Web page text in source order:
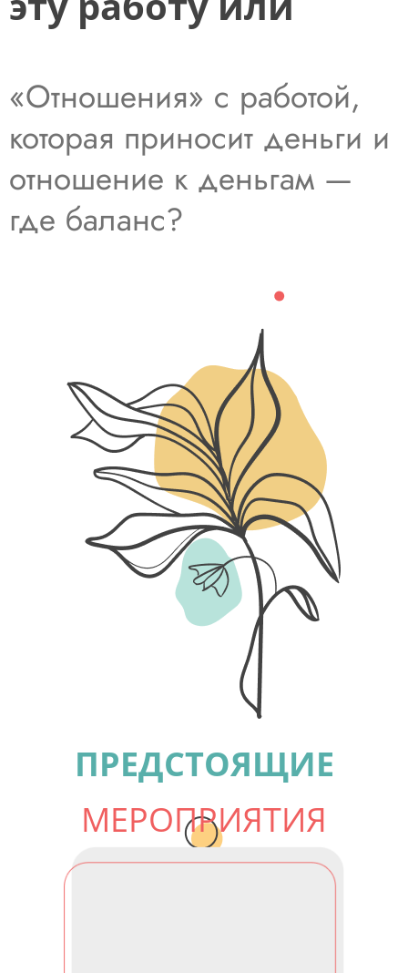
«Отношения» с работой,
которая приносит деньги и
отношение к деньгам —
где баланс?
ПРЕДСТОЯЩИЕ
МЕРОПРИЯТИЯ